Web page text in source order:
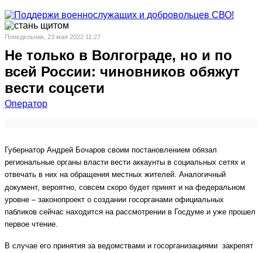
Понедельник, 23 мая 2022 11:27
Не только в Волгограде, но и по
всей России: чиновников обяжут
вести соцсети
Оператор
Губернатор Андрей Бочаров своим постановлением обязал
региональные органы власти вести аккаунты в социальных сетях и
отвечать в них на обращения местных жителей. Аналогичный
документ, вероятно, совсем скоро будет принят и на федеральном
уровне – законопроект о создании госорганами официальных
пабликов сейчас находится на рассмотрении в Госдуме и уже прошел
первое чтение.
В случае его принятия за ведомствами и госорганизациями закрепят